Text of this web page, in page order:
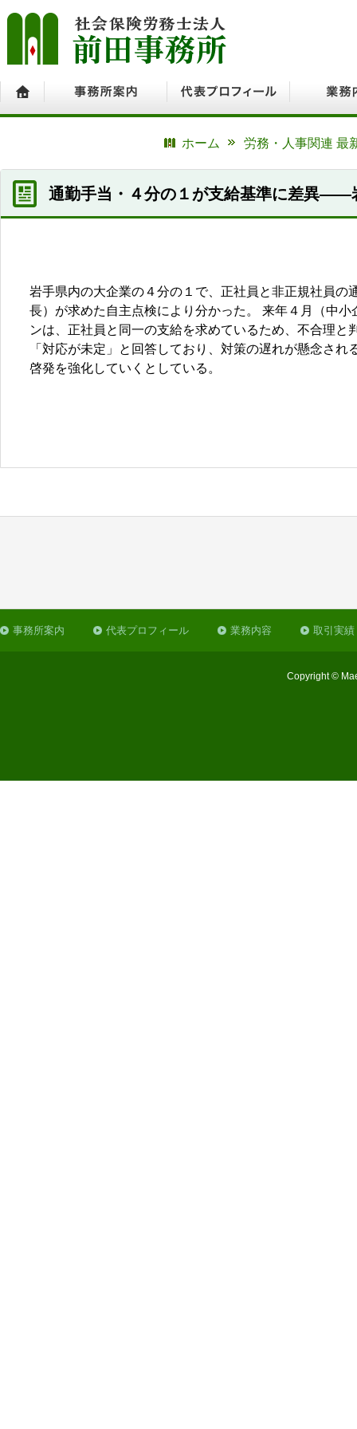
ホーム
労務・人事関連 最
通勤手当・４分の１が支給基準に差異――
岩手県内の大企業の４分の１で、正社員と非正規社員
長）が求めた自主点検により分かった。 来年４月（中
ンは、正社員と同一の支給を求めているため、不合理
「対応が未定」と回答しており、対策の遅れが懸念さ
啓発を強化していくとしている。
事務所案内 代表プロフィール 業務内容 取引実績
Copyright ©